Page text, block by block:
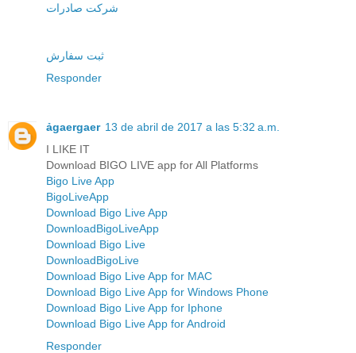
شرکت صادرات
ثبت سفارش
Responder
ảgaergaer 13 de abril de 2017 a las 5:32 a.m.
I LIKE IT
Download BIGO LIVE app for All Platforms
Bigo Live App
BigoLiveApp
Download Bigo Live App
DownloadBigoLiveApp
Download Bigo Live
DownloadBigoLive
Download Bigo Live App for MAC
Download Bigo Live App for Windows Phone
Download Bigo Live App for Iphone
Download Bigo Live App for Android
Responder